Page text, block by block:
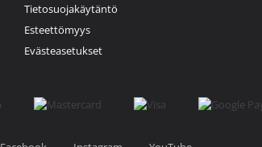
Tietosuojakäytäntö
Esteettömyys
Evästeasetukset